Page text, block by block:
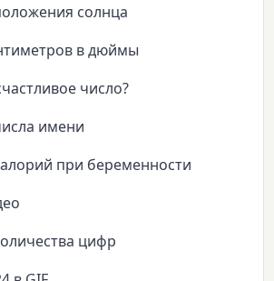
солнца
в дюймы
число?
имени
при беременности
цифр